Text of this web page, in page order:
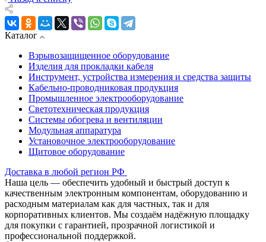
Каталог
Взрывозащищенное оборудование
Изделия для прокладки кабеля
Инструмент, устройства измерения и средства защиты
Кабельно-проводниковая продукция
Промышленное электрооборудование
Светотехническая продукция
Системы обогрева и вентиляции
Модульная аппаратура
Установочное электрооборудование
Щитовое оборудование
Доставка в любой регион РФ
Наша цель — обеспечить удобный и быстрый доступ к
качественным электронным компонентам, оборудованию и
расходным материалам как для частных, так и для
корпоративных клиентов. Мы создаём надёжную площадку
для покупки с гарантией, прозрачной логистикой и
профессиональной поддержкой.